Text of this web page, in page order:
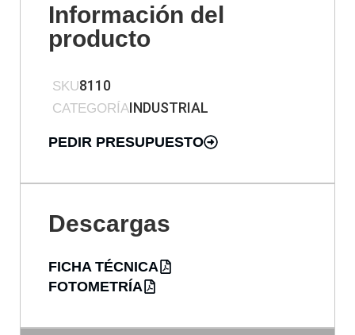
Información del
producto
SKU8110
CATEGORÍAINDUSTRIAL
PEDIR PRESUPUESTO
Descargas
FICHA TÉCNICA
FOTOMETRÍA